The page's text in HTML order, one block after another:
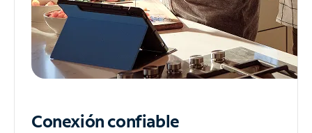
Conexión confiable